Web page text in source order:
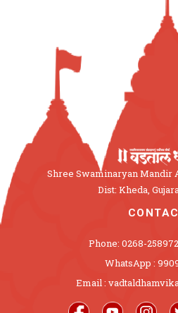
Shree Swaminaryan Mandir
Dist: Kheda,
Phone: 0268-
WhatsApp :
Email :